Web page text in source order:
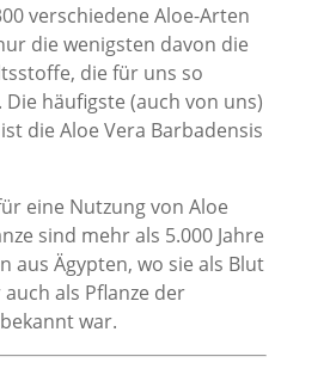
verschiedene Aloe-Arten
die wenigsten davon die
die für uns so
häufigste (auch von uns)
die Aloe Vera Barbadensis
eine Nutzung von Aloe
sind mehr als 5.000 Jahre
aus Ägypten, wo sie als Blut
als Pflanze der
war.